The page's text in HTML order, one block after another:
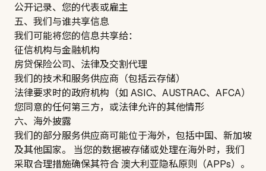
公开记录、您的代表或雇主
五、我们与谁共享信息
我们可能将您的信息共享给：
征信机构与金融机构
房贷保险公司、法律及交割代理
我们的技术和服务供应商（包括云存储）
法律要求时的政府机构（如 ASIC、AUSTRAC、AFCA）
您同意的任何第三方，或法律允许的其他情形
六、海外披露
我们的部分服务供应商可能位于海外，包括中国、新加坡
及其他国家。 当您的数据被存储或处理在海外时，我们
采取合理措施确保其符合 澳大利亚隐私原则（APPs）。